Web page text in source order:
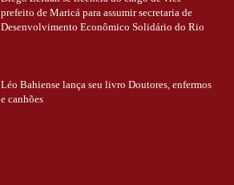
prefeito de Maricá para assumir secretaria de
Desenvolvimento Econômico Solidário do Rio
Léo Bahiense lança seu livro Doutores, enfermos
e canhões